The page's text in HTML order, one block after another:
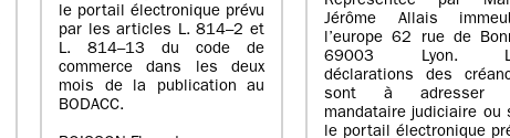
le portail électronique prévu
par les articles L. 814–2 et
L. 814–13 du code de
commerce dans les deux
mois de la publication au
BODACC.
Jérôme Allais
l’europe 62 rue de
69003 Lyon.
déclarations des
sont à adresser
mandataire judiciaire ou
le portail électronique